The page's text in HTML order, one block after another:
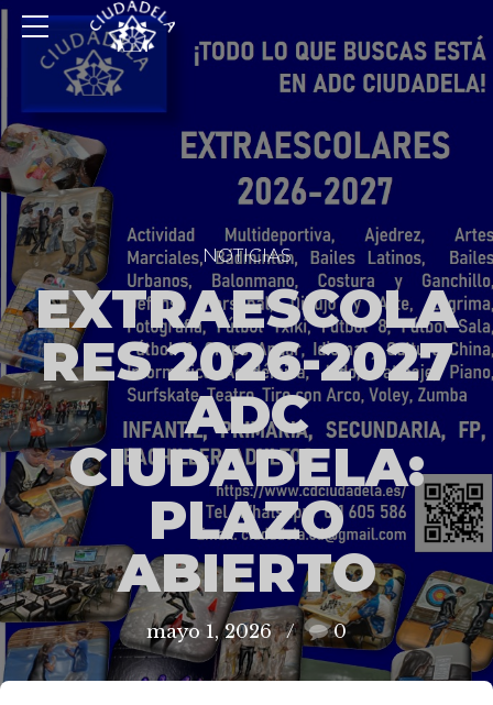
NOTICIAS
EXTRAESCOLA
RES 2026-2027
ADC
CIUDADELA:
PLAZO
ABIERTO
mayo 1, 2026 0